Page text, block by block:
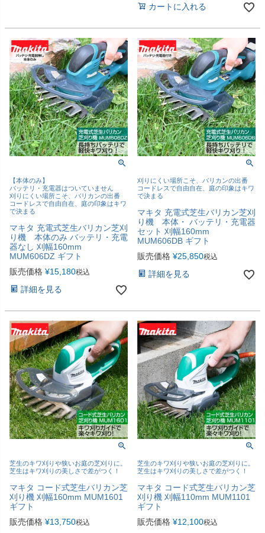
カートに入れる
【本体のみ】
バッテリ・充電器はついていません
刈りにくい場所こそ、バリカンの出番
コードレスで自由自在、庭の印象はキワ
で決まる
マキタ 充電式芝生バリカン芝刈
り機 本体のみ バッテリ・充電
器なし 刈幅160mm
MUM606DZ ギフト
販売価格 ¥15,180税込
詳細を見る
刈りにくい場所こそ、バリカンの出番
コードレスで自由自在、庭の印象はキワ
で決まる
マキタ 充電式芝生バリカン芝刈
り機 本体・ バッテリ・充電器
セット 刈幅160mm
MUM606DB ギフト
販売価格 ¥25,850税込
詳細を見る
芝生のキワ刈りや狭いお庭の芝刈りに。
芝生はキワ刈りの美しさで差がつく！
マキタ コード式芝生バリカン芝
刈り機 刈幅160mm MUM1601
ギフト
販売価格 ¥13,750税込
芝生のキワ刈りや狭いお庭の芝刈りに。
芝生はキワ刈りの美しさで差がつく！
マキタ コード式芝生バリカン芝
刈り機 刈幅110mm MUM1101
ギフト
販売価格 ¥12,100税込